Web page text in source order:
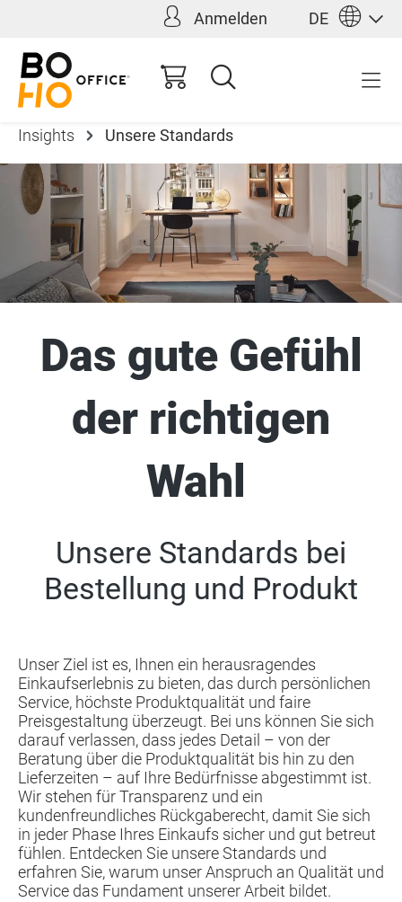
Anmelden DE
Insights Unsere Standards
Das gute Gefühl
der richtigen
Wahl
Unsere Standards bei
Bestellung und Produkt
Unser Ziel ist es, Ihnen ein herausragendes
Einkaufserlebnis zu bieten, das durch persönlichen
Service, höchste Produktqualität und faire
Preisgestaltung überzeugt. Bei uns können Sie sich
darauf verlassen, dass jedes Detail – von der
Beratung über die Produktqualität bis hin zu den
Lieferzeiten – auf Ihre Bedürfnisse abgestimmt ist.
Wir stehen für Transparenz und ein
kundenfreundliches Rückgaberecht, damit Sie sich
in jeder Phase Ihres Einkaufs sicher und gut betreut
fühlen. Entdecken Sie unsere Standards und
erfahren Sie, warum unser Anspruch an Qualität und
Service das Fundament unserer Arbeit bildet.